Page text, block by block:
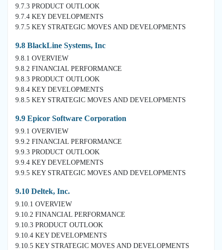
9.7.3 PRODUCT OUTLOOK
9.7.4 KEY DEVELOPMENTS
9.7.5 KEY STRATEGIC MOVES AND DEVELOPMENTS
9.8 BlackLine Systems, Inc
9.8.1 OVERVIEW
9.8.2 FINANCIAL PERFORMANCE
9.8.3 PRODUCT OUTLOOK
9.8.4 KEY DEVELOPMENTS
9.8.5 KEY STRATEGIC MOVES AND DEVELOPMENTS
9.9 Epicor Software Corporation
9.9.1 OVERVIEW
9.9.2 FINANCIAL PERFORMANCE
9.9.3 PRODUCT OUTLOOK
9.9.4 KEY DEVELOPMENTS
9.9.5 KEY STRATEGIC MOVES AND DEVELOPMENTS
9.10 Deltek, Inc.
9.10.1 OVERVIEW
9.10.2 FINANCIAL PERFORMANCE
9.10.3 PRODUCT OUTLOOK
9.10.4 KEY DEVELOPMENTS
9.10.5 KEY STRATEGIC MOVES AND DEVELOPMENTS